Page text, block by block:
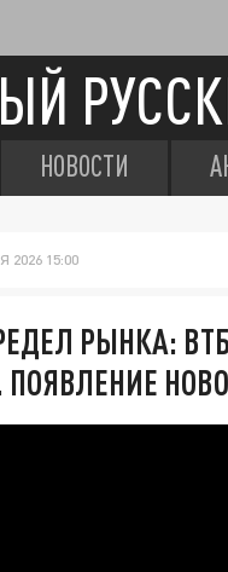
НОВОСТИ
2026 15:00
РЫНКА:
ПОЯВЛЕНИЕ